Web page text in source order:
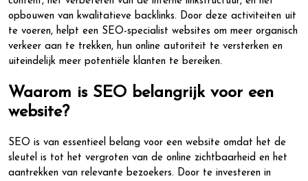
opbouwen van kwalitatieve backlinks. Door deze activiteiten uit
te voeren, helpt een SEO-specialist websites om meer organisch
verkeer aan te trekken, hun online autoriteit te versterken en
uiteindelijk meer potentiële klanten te bereiken.
Waarom is SEO belangrijk voor een
website?
SEO is van essentieel belang voor een website omdat het de
sleutel is tot het vergroten van de online zichtbaarheid en het
aantrekken van relevante bezoekers. Door te investeren in